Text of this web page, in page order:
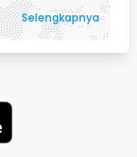
Selengkapnya